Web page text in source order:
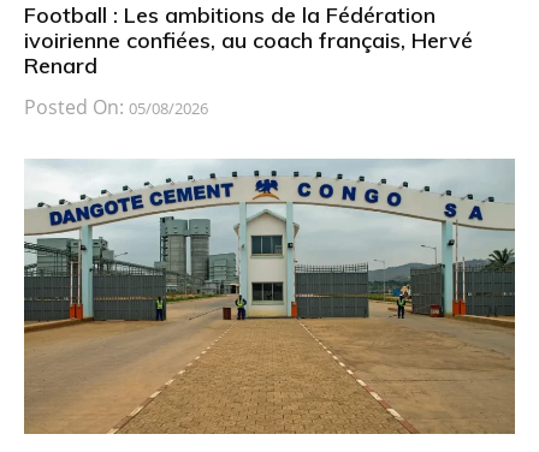
Football : Les ambitions de la Fédération
ivoirienne confiées, au coach français, Hervé
Renard
Posted On: 05/08/2026